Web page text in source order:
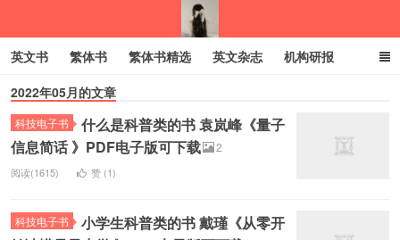
我的生活分享
英文书 繁体书 繁体书精选 英文杂志 机构研报
小语种 绝版书
2022年05月的文章
科技电子书
什么是科普类的书 袁岚峰《量子
信息简话 》PDF电子版可下载
2
阅读(1615) 赞 (1)
科技电子书
小学生科普类的书 戴瑾《从零开